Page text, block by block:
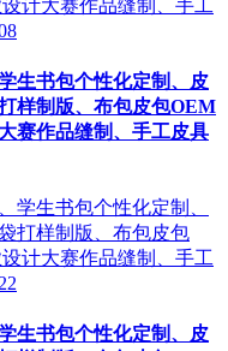
生书包个性化定制、皮
样制版、布包皮包OEM
赛作品缝制、手工皮具
生书包个性化定制、皮